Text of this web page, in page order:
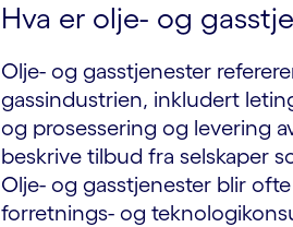
Hva er olje- og
Olje- og gasstjenester
gassindustrien, inkludert
og prosessering og levering
beskrive tilbud fra selskaper
Olje- og gasstjenester blir
forretnings- og